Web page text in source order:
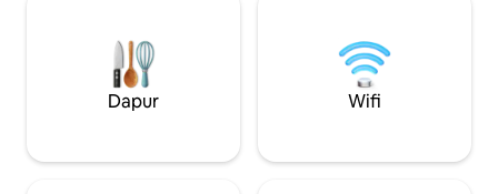
pintar ✔ Tempat letak kenderaan
percuma + mesra haiwan peliharaan
Bersantai di ruang yang tenang dan
tinggi—dekat dengan segala-galanya,
dan ciri-ciri zen
anda dan
penginapan yang
Dapur Wifi